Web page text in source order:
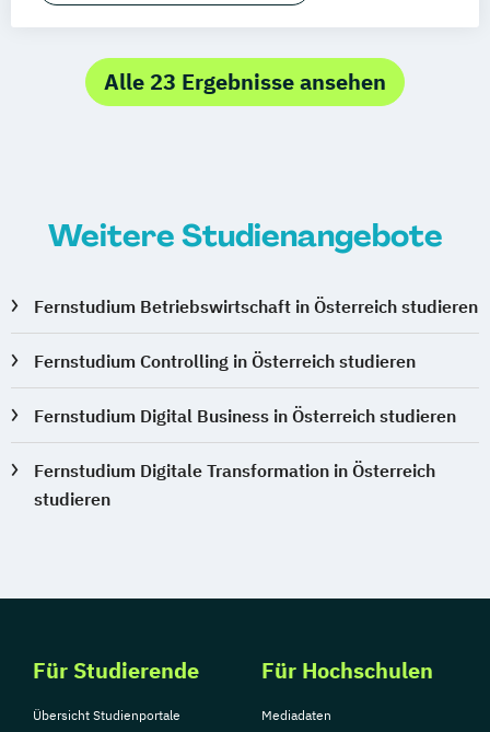
Alle 23 Ergebnisse ansehen
Weitere Studienangebote
Fernstudium Betriebswirtschaft in Österreich studieren
Fernstudium Controlling in Österreich studieren
Fernstudium Digital Business in Österreich studieren
Fernstudium Digitale Transformation in Österreich
studieren
Für Studierende
Übersicht Studienportale
Für Hochschulen
Mediadaten